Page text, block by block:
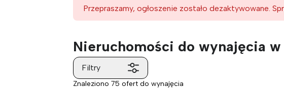
Przepraszamy, ogłoszenie zostało dezaktywowane.
Nieruchomości do wynajęcia
Filtry
Znaleziono 75 ofert do wynajęcia